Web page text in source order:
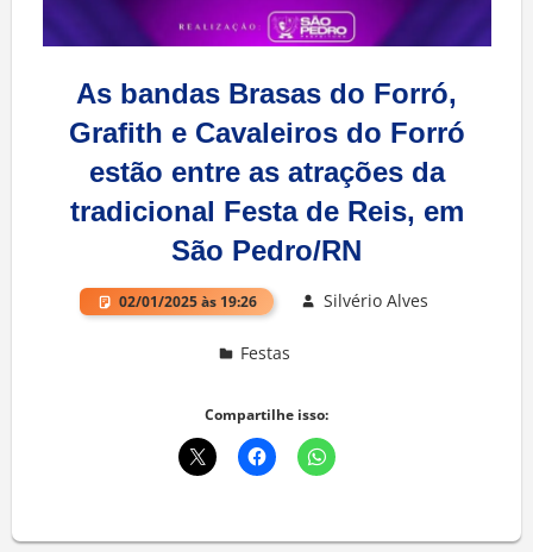
As bandas Brasas do Forró,
Grafith e Cavaleiros do Forró
estão entre as atrações da
tradicional Festa de Reis, em
São Pedro/RN
02/01/2025 às 19:26 Silvério Alves
Festas
Compartilhe isso: